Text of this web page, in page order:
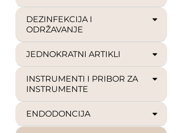
DEZINFEKCIJA I
ODRŽAVANJE
JEDNOKRATNI ARTIKLI
INSTRUMENTI I PRIBOR ZA
INSTRUMENTE
ENDODONCIJA